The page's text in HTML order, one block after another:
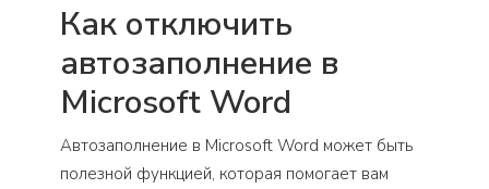
Как отключить
автозаполнение в
Microsoft Word
Автозаполнение в Microsoft Word может быть
полезной функцией, которая помогает вам